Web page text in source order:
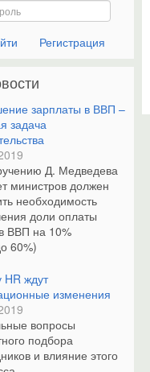
Регистрация
зарплаты в ВВП –
задача
Д. Медведева
министров должен
необходимость
доли оплаты
ВВП на 10%
60%)
ждут
изменения
вопросы
подбора
и влияние этого